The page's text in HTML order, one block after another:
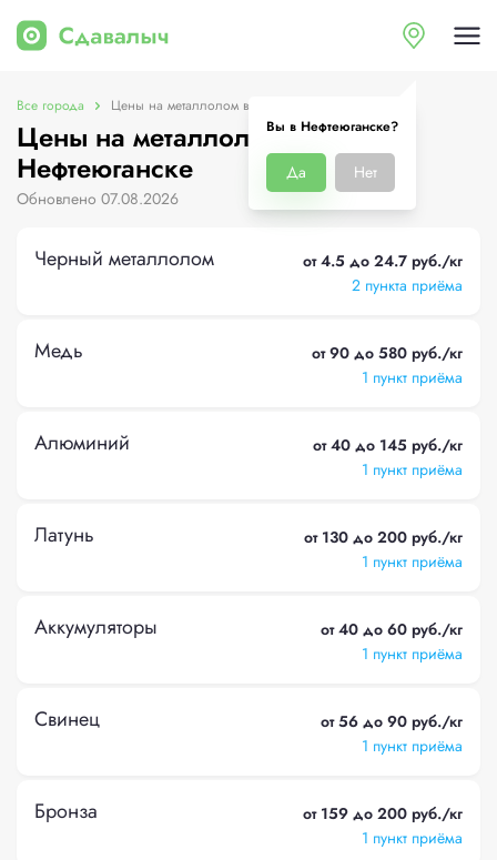
Вы в Нефтеюганске?
Да Нет
Все города Цены на металлолом в Нефтеюганске
Цены на металлолом в
Нефтеюганске
Обновлено 07.08.2026
Черный металлолом
от 4.5 до 24.7 руб./кг
2 пункта приёма
Медь
от 90 до 580 руб./кг
1 пункт приёма
Алюминий
от 40 до 145 руб./кг
1 пункт приёма
Латунь
от 130 до 200 руб./кг
1 пункт приёма
Аккумуляторы
от 40 до 60 руб./кг
1 пункт приёма
Свинец
от 56 до 90 руб./кг
1 пункт приёма
Бронза
от 159 до 200 руб./кг
1 пункт приёма